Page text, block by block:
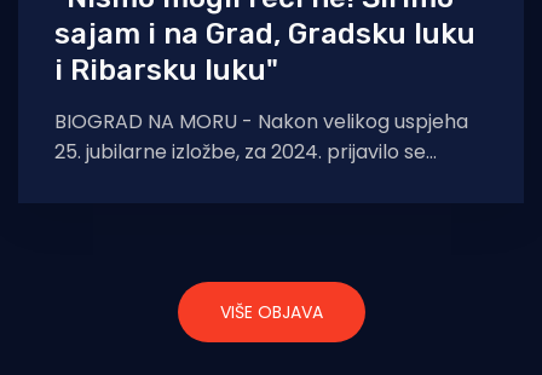
sajam i na Grad, Gradsku luku
i Ribarsku luku"
BIOGRAD NA MORU - Nakon velikog uspjeha
25. jubilarne izložbe, za 2024. prijavilo se
VIŠE OBJAVA